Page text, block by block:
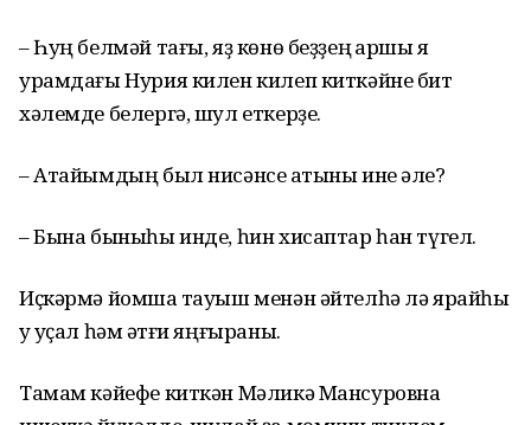
– Һуң белмәй тағы, яҙ көнө беҙҙең ҡаршы яҡ
урамдағы Нурия килен килеп киткәйне бит
хәлемде белергә, шул еткерҙе.
– Атайымдың был нисәнсе ҡатыны ине әле?
– Бына быныһы инде, һин хисаптар һан түгел.
Иҫкәрмә йомшаҡ тауыш менән әйтелһә лә ярайһы
уҡ уҫал һәм ҡәтғи яңғыраны.
Тамам кәйефе киткән Мәликә Мансуровна